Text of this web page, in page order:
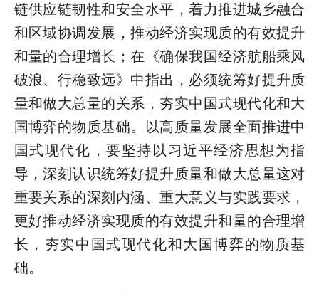
链供应链韧性和安全水平，着力推进城乡融合
和区域协调发展，推动经济实现质的有效提升
和量的合理增长；在《确保我国经济航船乘风
破浪、行稳致远》中指出，必须统筹好提升质
量和做大总量的关系，夯实中国式现代化和大
国博弈的物质基础。以高质量发展全面推进中
国式现代化，要坚持以习近平经济思想为指
导，深刻认识统筹好提升质量和做大总量这对
重要关系的深刻内涵、重大意义与实践要求，
更好推动经济实现质的有效提升和量的合理增
长，夯实中国式现代化和大国博弈的物质基
础。